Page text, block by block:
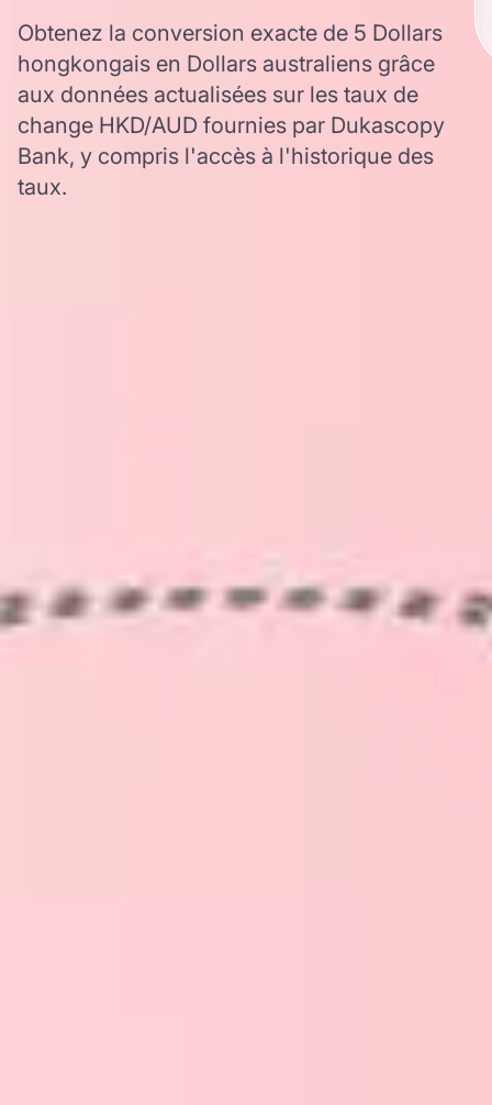
Obtenez la conversion exacte de 5 Dollars
hongkongais en Dollars australiens grâce
aux données actualisées sur les taux de
change HKD/AUD fournies par Dukascopy
Bank, y compris l'accès à l'historique des
taux.